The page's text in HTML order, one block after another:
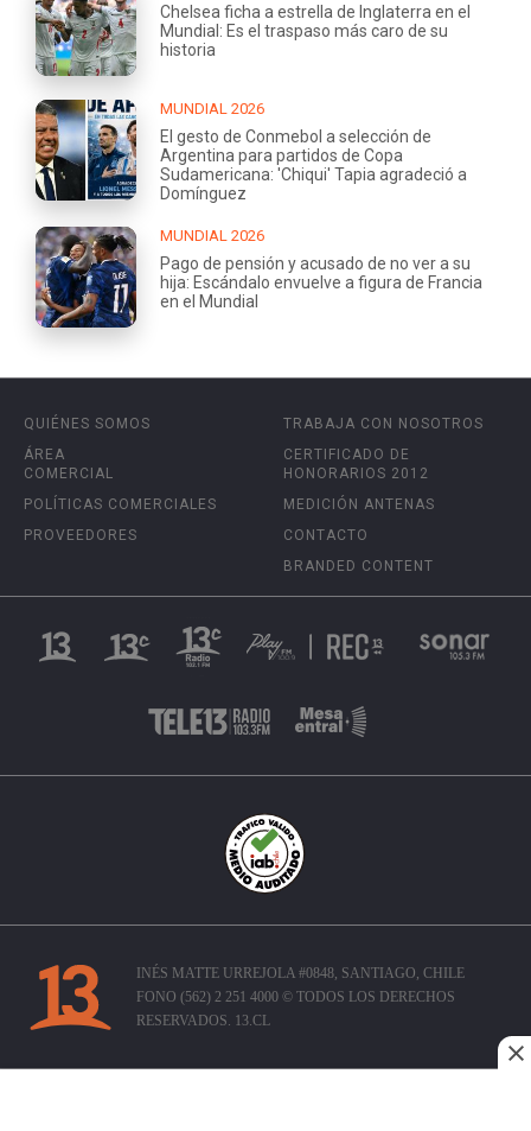
Chelsea ficha a estrella de Inglaterra en el
Mundial: Es el traspaso más caro de su
historia
MUNDIAL 2026
El gesto de Conmebol a selección de
Argentina para partidos de Copa
Sudamericana: 'Chiqui' Tapia agradeció a
Domínguez
MUNDIAL 2026
Pago de pensión y acusado de no ver a su
hija: Escándalo envuelve a figura de Francia
en el Mundial
QUIÉNES SOMOS
ÁREA
COMERCIAL
POLÍTICAS COMERCIALES
PROVEEDORES
TRABAJA CON NOSOTROS
CERTIFICADO DE
HONORARIOS 2012
MEDICIÓN ANTENAS
CONTACTO
BRANDED CONTENT
INÉS MATTE URREJOLA #0848, SANTIAGO, CHILE
FONO (562) 2 251 4000 © TODOS LOS DERECHOS
RESERVADOS. 13.CL